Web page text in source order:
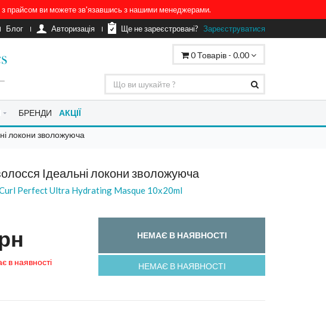
з прайсом ви можете зв'язавшись з нашими менеджерами.
Блог Aвторизація Ще не зареєстровані? Зареєструватися
0Товарів - 0.00
БРЕНДИ АКЦІЇ
локони зволожуюча
Ідеальні локони зволожуюча
Curl Perfect Ultra Hydrating Masque 10х20ml
НЕМАЄ В НАЯВНОСТІ
НЕМАЄ В НАЯВНОСТІ
в наявності